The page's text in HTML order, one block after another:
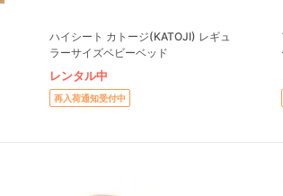
ハイシート カトージ(KATOJI) レギュ
ラーサイズベビーベッド
レンタル中
再入荷通知受付中